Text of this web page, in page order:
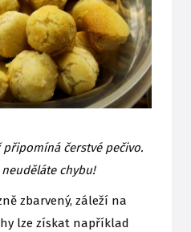
čerstvé pečivo.
chybu!
zbarvený, záleží na
lze získat například